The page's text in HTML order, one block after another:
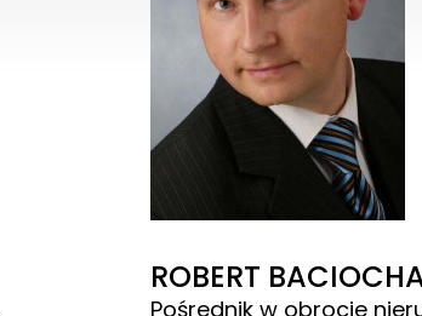
ROBERT
Pośrednik w obrocie